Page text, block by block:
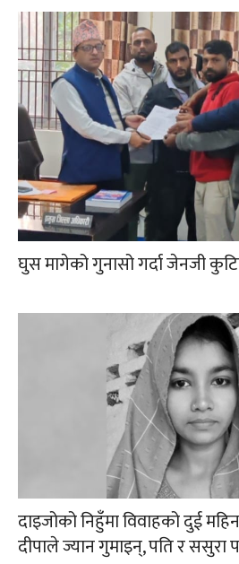
घुस मागेको गुनासो गर्दा जेनजी
दाइजोको निहुँमा विवाहको दुई
दीपाले ज्यान गुमाइन्, पति र ससुरा